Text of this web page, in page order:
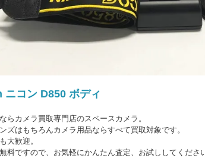
ニコン D850 ボディ
らカメラ買取専門店のスペースカメラ。
ズはもちろんカメラ用品ならすべて買取対象です。
大歓迎。
料ですので、お気軽にかんたん査定、お試ししてくださ